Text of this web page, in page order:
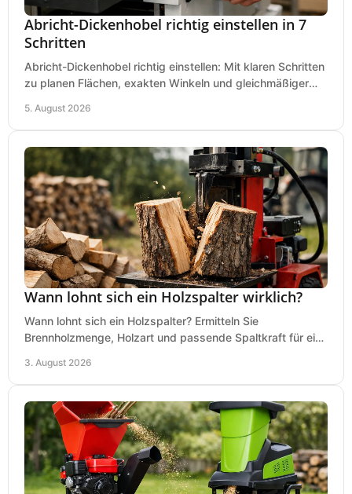
Abricht-Dickenhobel richtig einstellen in 7
Schritten
Abricht-Dickenhobel richtig einstellen: Mit klaren Schritten
zu planen Flächen, exakten Winkeln und gleichmäßiger
5. August 2026
Wann lohnt sich ein Holzspalter wirklich?
Wann lohnt sich ein Holzspalter? Ermitteln Sie
Brennholzmenge, Holzart und passende Spaltkraft für eine
3. August 2026